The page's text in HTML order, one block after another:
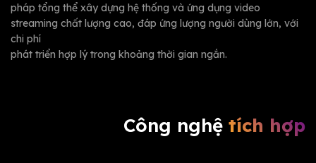
pháp tổng thể xây dựng hệ thống và ứng dụng video
streaming chất lượng cao, đáp ứng lượng người dùng lớn, với
chi phí
phát triển hợp lý trong khoảng thời gian ngắn.
Công nghệ tích hợp